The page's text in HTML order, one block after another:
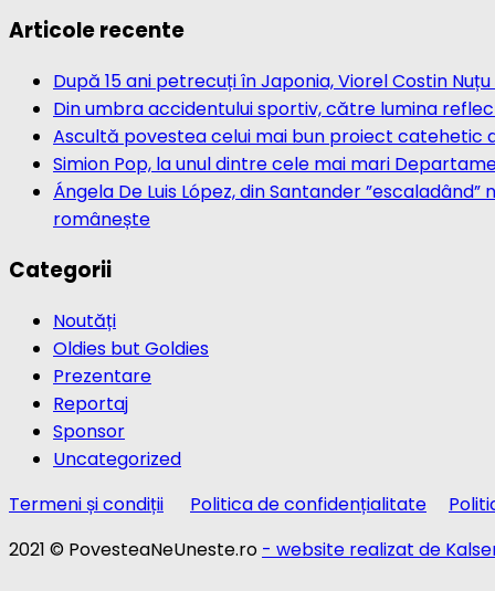
Articole recente
După 15 ani petrecuți în Japonia, Viorel Costin
Din umbra accidentului sportiv, către lumina
Ascultă povestea celui mai bun proiect catehetic
Simion Pop, la unul dintre cele mai mari
Ángela De Luis López, din Santander
românește
Categorii
Noutăți
Oldies but Goldies
Prezentare
Reportaj
Sponsor
Uncategorized
Termeni și condiții
Politica de confidențialitate
2021 © PovesteaNeUneste.ro - website realizat de